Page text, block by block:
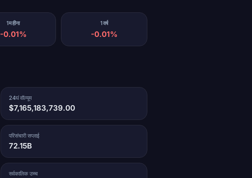
1महीना
-0.01%
1वर्ष
-0.01%
24घं वॉल्यूम
$7,165,183,739.00
परिसंचारी सप्लाई
72.15B
सर्वकालिक उच्च